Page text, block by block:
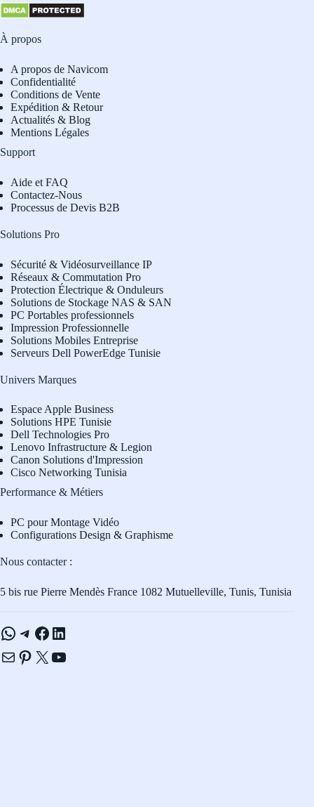
À propos
A propos de Navicom
Confidentialité
Conditions de Vente
Expédition & Retour
Actualités & Blog
Mentions Légales
Support
Aide et FAQ
Contactez-Nous
Processus de Devis B2B
Solutions Pro
Sécurité & Vidéosurveillance IP
Réseaux & Commutation Pro
Protection Électrique & Onduleurs
Solutions de Stockage NAS & SAN
PC Portables professionnels
Impression Professionnelle
Solutions Mobiles Entreprise
Serveurs Dell PowerEdge Tunisie
Univers Marques
Espace Apple Business
Solutions HPE Tunisie
Dell Technologies Pro
Lenovo Infrastructure & Legion
Canon Solutions d'Impression
Cisco Networking Tunisia
Performance & Métiers
PC pour Montage Vidéo
Configurations Design & Graphisme
Nous contacter :
5 bis rue Pierre Mendès France 1082 Mutuelleville, Tunis, Tunisia
WhatsApp
Telegram
Facebook
LinkedIn
E-mailPinterest
X YouTube